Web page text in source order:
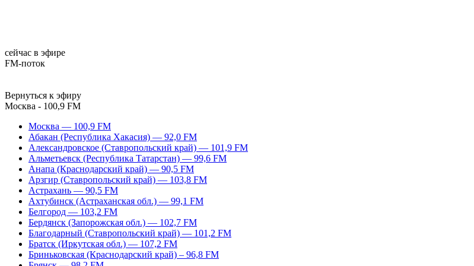
сейчас в эфире
FM-поток
Вернуться к эфиру
Москва - 100,9 FM
Москва — 100,9 FM
Абакан (Республика Хакасия) — 92,0 FM
Александровское (Ставропольский край) — 101,9 FM
Альметьевск (Республика Татарстан) — 99,6 FM
Анапа (Краснодарский край) — 90,5 FM
Арзгир (Ставропольский край) — 103,8 FM
Астрахань — 90,5 FM
Ахтубинск (Астраханская обл.) — 99,1 FM
Белгород — 103,2 FM
Бердянск (Запорожская обл.) — 102,7 FM
Благодарный (Ставропольский край) — 101,2 FM
Братск (Иркутская обл.) — 107,2 FM
Бриньковская (Краснодарский край) – 96,8 FM